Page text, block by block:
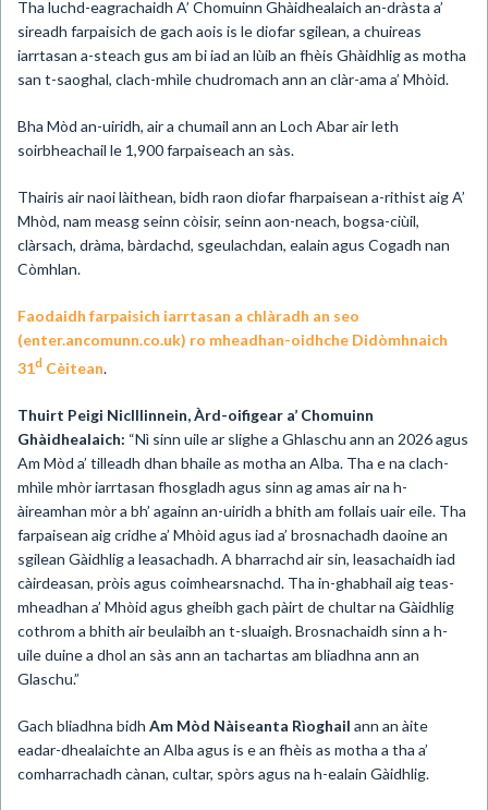
Tha luchd-eagrachaidh A’ Chomuinn Ghàidhealaich an-dràsta a’
sireadh farpaisich de gach aois is le diofar sgilean, a chuireas
iarrtasan a-steach gus am bi iad an lùib an fhèis Ghàidhlig as motha
san t-saoghal, clach-mhìle chudromach ann an clàr-ama a’ Mhòid.
Bha Mòd an-uiridh, air a chumail ann an Loch Abar air leth
soirbheachail le 1,900 farpaiseach an sàs.
Thairis air naoi làithean, bidh raon diofar fharpaisean a-rithist aig A’
Mhòd, nam measg seinn còisir, seinn aon-neach, bogsa-ciùil,
clàrsach, dràma, bàrdachd, sgeulachdan, ealain agus Cogadh nan
Còmhlan.
Faodaidh farpaisich iarrtasan a chlàradh an seo
(enter.ancomunn.co.uk) ro mheadhan-oidhche Didòmhnaich
31d Cèitean.
Thuirt Peigi NicIllinnein, Àrd-oifigear a’ Chomuinn
Ghàidhealaich: “Nì sinn uile ar slighe a Ghlaschu ann an 2026 agus
Am Mòd a’ tilleadh dhan bhaile as motha an Alba. Tha e na clach-
mhìle mhòr iarrtasan fhosgladh agus sinn ag amas air na h-
àireamhan mòr a bh’ againn an-uiridh a bhith am follais uair eile. Tha
farpaisean aig cridhe a’ Mhòid agus iad a’ brosnachadh daoine an
sgilean Gàidhlig a leasachadh. A bharrachd air sin, leasachaidh iad
càirdeasan, pròis agus coimhearsnachd. Tha in-ghabhail aig teas-
mheadhan a’ Mhòid agus gheibh gach pàirt de chultar na Gàidhlig
cothrom a bhith air beulaibh an t-sluaigh. Brosnachaidh sinn a h-
uile duine a dhol an sàs ann an tachartas am bliadhna ann an
Glaschu.”
Gach bliadhna bidh Am Mòd Nàiseanta Rìoghail ann an àite
eadar-dhealaichte an Alba agus is e an fhèis as motha a tha a’
comharrachadh cànan, cultar, spòrs agus na h-ealain Gàidhlig.